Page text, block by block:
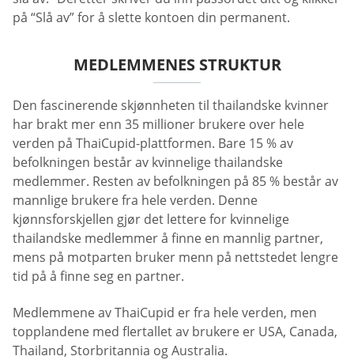
på “Slå av” for å slette kontoen din permanent.
MEDLEMMENES STRUKTUR
Den fascinerende skjønnheten til thailandske kvinner
har brakt mer enn 35 millioner brukere over hele
verden på ThaiCupid-plattformen. Bare 15 % av
befolkningen består av kvinnelige thailandske
medlemmer. Resten av befolkningen på 85 % består av
mannlige brukere fra hele verden. Denne
kjønnsforskjellen gjør det lettere for kvinnelige
thailandske medlemmer å finne en mannlig partner,
mens på motparten bruker menn på nettstedet lengre
tid på å finne seg en partner.
Medlemmene av ThaiCupid er fra hele verden, men
topplandene med flertallet av brukere er USA, Canada,
Thailand, Storbritannia og Australia.